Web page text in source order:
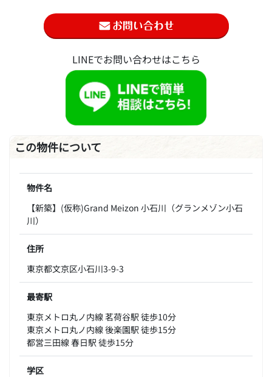
LINEでお問い合わせはこちら
この物件について
物件名
【新築】(仮称)Grand Meizon 小石川（グランメゾン小石
川）
住所
東京都文京区小石川3-9-3
最寄駅
東京メトロ丸ノ内線 茗荷谷駅 徒歩10分
東京メトロ丸ノ内線 後楽園駅 徒歩15分
都営三田線 春日駅 徒歩15分
学区